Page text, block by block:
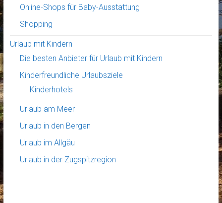
Online-Shops für Baby-Ausstattung
Shopping
Urlaub mit Kindern
Die besten Anbieter für Urlaub mit Kindern
Kinderfreundliche Urlaubsziele
Kinderhotels
Urlaub am Meer
Urlaub in den Bergen
Urlaub im Allgäu
Urlaub in der Zugspitzregion